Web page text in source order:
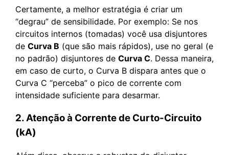
Certamente, a melhor estratégia é criar um
“degrau” de sensibilidade. Por exemplo: Se nos
circuitos internos (tomadas) você usa disjuntores
de Curva B (que são mais rápidos), use no geral (e
no padrão) disjuntores de Curva C. Dessa maneira,
em caso de curto, o Curva B dispara antes que o
Curva C “perceba” o pico de corrente com
intensidade suficiente para desarmar.
2. Atenção à Corrente de Curto-Circuito
(kA)